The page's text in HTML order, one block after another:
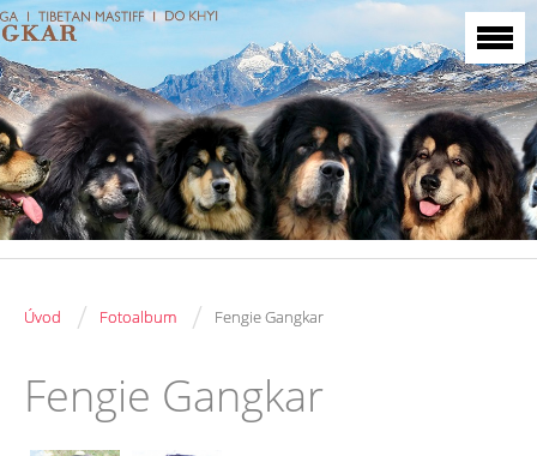
Úvod / Fotoalbum / Fengie Gangkar
Fengie Gangkar